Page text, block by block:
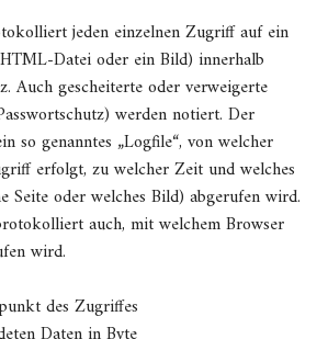
jeden einzelnen Zugriff auf ein
Datei oder ein Bild) innerhalb
Auch gescheiterte oder verweigerte
werden notiert. Der
so genanntes „Logfile“, von welcher
erfolgt, zu welcher Zeit und welches
Seite oder welches Bild) abgerufen wird.
auch, mit welchem Browser
wird.
des Zugriffes